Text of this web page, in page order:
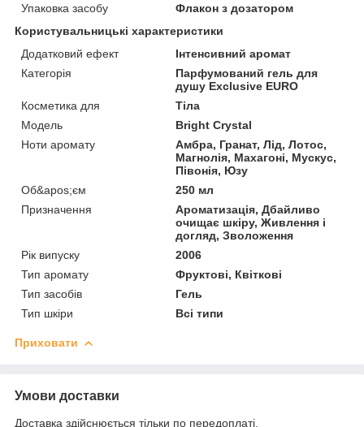
Упаковка засобу
Флакон з дозатором
Користувальницькі характеристики
Додатковий ефект
Інтенсивний аромат
Категорія
Парфумований гель для
душу Exclusive EURO
Косметика для
Тіла
Мoдель
Bright Crystal
Ноти аромату
Амбра, Гранат, Лід, Лотос,
Магнолія, Махагоні, Мускус,
Півонія, Юзу
Об&apos;єм
250 мл
Призначення
Ароматизація, Дбайливо
очищає шкіру, Живлення i
догляд, Зволоження
Рік випуску
2006
Тип аромату
Фруктові, Квіткові
Тип засобів
Гель
Тип шкіри
Всі типи
Приховати
Умови доставки
Доставка здійснюється тільки по передоплаті.